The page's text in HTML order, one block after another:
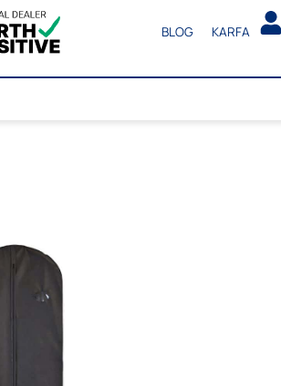
BLOG KARFA